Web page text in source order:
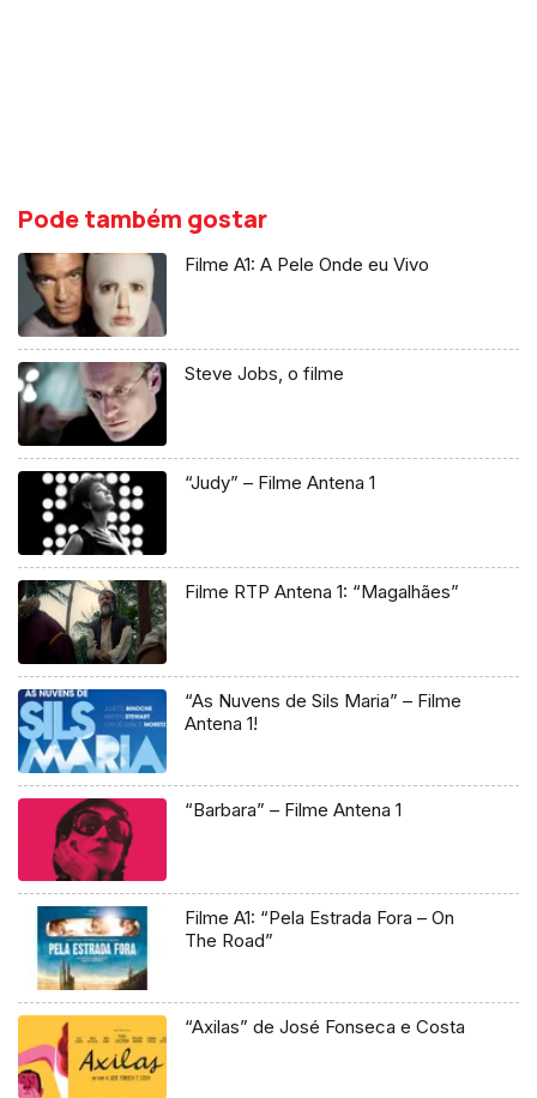
Pode também gostar
Filme A1: A Pele Onde eu Vivo
Steve Jobs, o filme
“Judy” – Filme Antena 1
Filme RTP Antena 1: “Magalhães”
“As Nuvens de Sils Maria” – Filme
Antena 1!
“Barbara” – Filme Antena 1
Filme A1: “Pela Estrada Fora – On
The Road”
“Axilas” de José Fonseca e Costa